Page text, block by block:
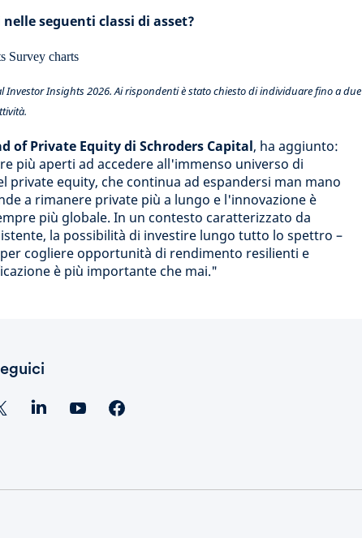
seguenti classi di asset?
Investor Insights 2026. Ai rispondenti è stato chiesto di individuare fino a due
of Private Equity di Schroders Capital, ha aggiunto:
più aperti ad accedere all'immenso universo di
private equity, che continua ad espandersi man mano
a rimanere private più a lungo e l'innovazione è
più globale. In un contesto caratterizzato da
la possibilità di investire lungo tutto lo spettro –
cogliere opportunità di rendimento resilienti e
è più importante che mai."